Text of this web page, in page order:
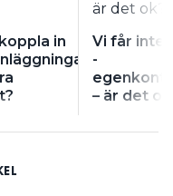
in
Vi får inte
­
– är det